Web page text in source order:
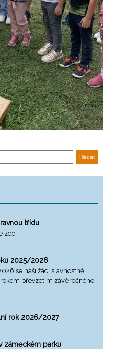
třídu
zde.
2025/2026
se naši žáci slavnostně
převzetím závěrečného
rok 2026/2027
zámeckém parku